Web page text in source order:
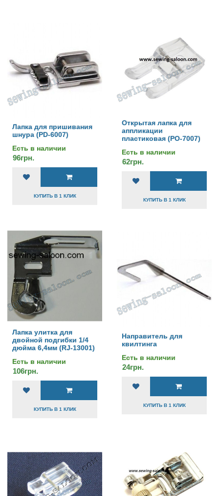
Лапка для пришивания
шнура (PD-6007)
Есть в наличии
96грн.
КУПИТЬ В 1 КЛИК
Открытая лапка для
аппликации
пластиковая (РО-7007)
Есть в наличии
62грн.
КУПИТЬ В 1 КЛИК
Лапка улитка для
двойной подгибки 1/4
дюйма 6,4мм (RJ-13001)
Есть в наличии
106грн.
КУПИТЬ В 1 КЛИК
Направитель для
квилтинга
Есть в наличии
24грн.
КУПИТЬ В 1 КЛИК